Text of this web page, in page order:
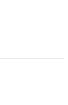
moment, fara